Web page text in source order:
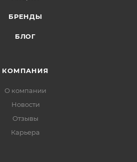
БРЕНДЫ
БЛОГ
КОМПАНИЯ
О компании
Новости
Отзывы
Карьера